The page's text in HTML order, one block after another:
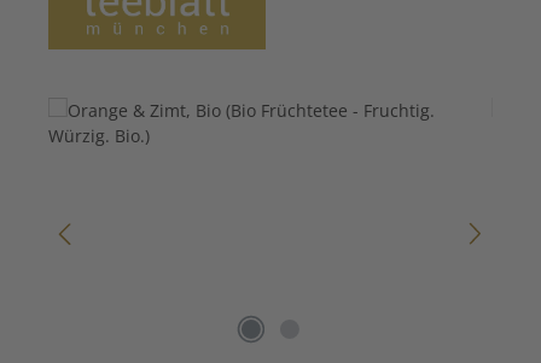
Bildergalerie überspringen